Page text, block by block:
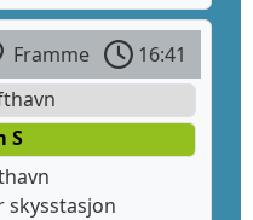
Framme
16:41
S
skysstasjon